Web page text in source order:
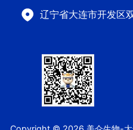
辽宁省大连市开发区